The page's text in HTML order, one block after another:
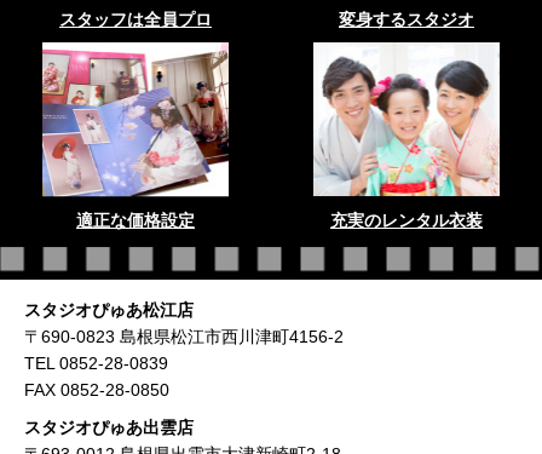
スタッフは全員プロ 変身するスタジオ
適正な価格設定 充実のレンタル衣装
スタジオぴゅあ松江店
〒690-0823 島根県松江市西川津町4156-2
TEL 0852-28-0839
FAX 0852-28-0850
スタジオぴゅあ出雲店